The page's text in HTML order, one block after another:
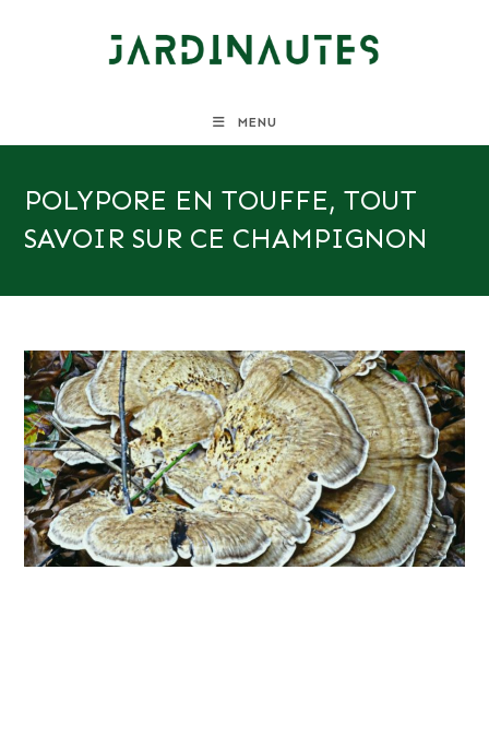
MENU
POLYPORE EN TOUFFE, TOUT
SAVOIR SUR CE CHAMPIGNON